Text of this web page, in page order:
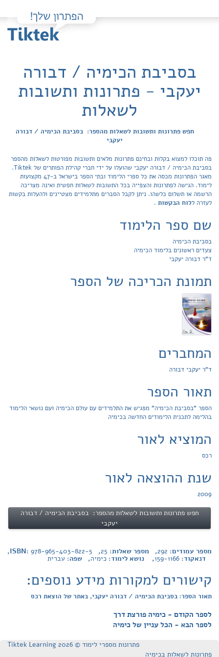
בסביבת הכימיה / דבורה
יעקבי - פתרונות ותשובות
לשאלות
חפש פתרונות ותשובות לשאלות מהספר: בסביבת הכימיה / דבורה
יעקבי
פה תוכלו למצוא בקלות ובחינם פתרונות מלאים ותשובות מפורטות לשאלות מהספר
בסביבת הכימיה / דבורה יעקבי שהועלו על ידי חברי קהילת הפותרים של Tiktek.
מאגר הפתרונות מכסה את כל ספרי הלימוד ובתי הספר בישראל ב-47 מקצועות
לימוד. הגישה לפתרונות והצפייה בכל התשובות לשאלות חפשית ואינה מצריכה
הרשמה או תשלום כלשהו. ניתן לקבל הסברים מתלמידים מצטיינים ולהעלות בקשות
לעזרה ללוח הבקשות .
שם ספר הלימוד
בסביבת הכימיה
צעדים ראשונים בלימוד הכימיה
ד"ר דבורה יעקבי
תמונת הכריכה של הספר
המחברים
ד"ר יעקבי דבורה
תאור הספר
הספר "בסביבת הכימיה" מפגיש את התלמידים עם עולם הכימיה ועם נושאי הלימוד
בהלימה לתכנית הלימודים החדשה בכימיה
המוציא לאור
רכס
שנת ההוצאה לאור
2009
חפש פתרונות ותשובות לשאלות מהספר: בסביבת הכימיה / דבורה
יעקבי
מספר עמודים: 292, מספר שאלות: 25
, ISBN:
978-965-403-822-5
,
דנאקוד: 159-1166, נושא לימוד: כימיה, שפה: עברית
קישורים למקורות מידע נוספים:
תאור הספר: בסביבת הכימיה / דבורה יעקבי, באתר של הוצאת רכס
לספר הקודם - כימיה פורצת דרך
לספר הבא - הכל עניין של כימיה
פתרונות מספרי לימוד © Tiktek Learning 2026
פתרונות לשאלות בכימיה